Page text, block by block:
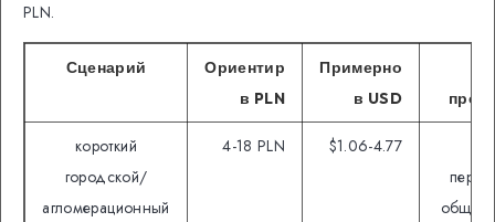
PLN.
Сценарий
Ориентир
в PLN
Примерно
в USD
короткий
городской/
агломерационный
4-18 PLN $1.06-4.77
общий